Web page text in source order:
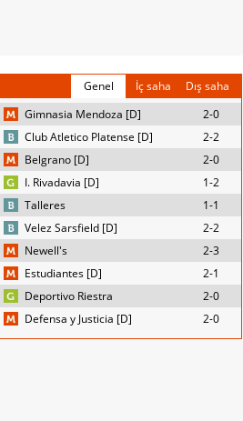
Genel İç saha
Dış saha
Gimnasia Mendoza [D]
2-0
Club Atletico Platense [D]
2-2
Belgrano [D]
2-0
I. Rivadavia [D]
1-2
Talleres
1-1
Velez Sarsfield [D]
2-2
Newell's
2-3
Estudiantes [D]
2-1
Deportivo Riestra
2-0
Defensa y Justicia [D] 2-0